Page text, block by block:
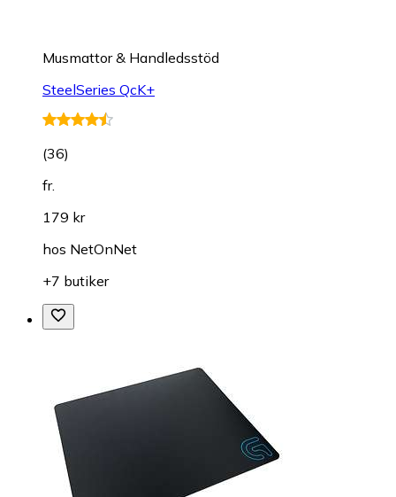
Musmattor & Handledsstöd
SteelSeries QcK+
(36)
fr.
179 kr
hos NetOnNet
+7 butiker